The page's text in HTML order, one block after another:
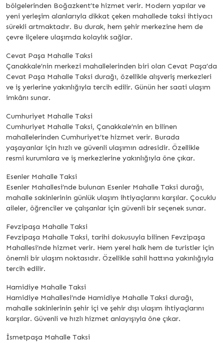
bölgelerinden Boğazkent’te hizmet verir. Modern yapılar ve
yeni yerleşim alanlarıyla dikkat çeken mahallede taksi ihtiyacı
sürekli artmaktadır. Bu durak, hem şehir merkezine hem de
çevre ilçelere ulaşımda kolaylık sağlar.
Cevat Paşa Mahalle Taksi
Çanakkale’nin merkezi mahallelerinden biri olan Cevat Paşa’da
Cevat Paşa Mahalle Taksi durağı, özellikle alışveriş merkezleri
ve iş yerlerine yakınlığıyla tercih edilir. Günün her saati ulaşım
imkânı sunar.
Cumhuriyet Mahalle Taksi
Cumhuriyet Mahalle Taksi, Çanakkale’nin en bilinen
mahallelerinden Cumhuriyet’te hizmet verir. Burada
yaşayanlar için hızlı ve güvenli ulaşımın adresidir. Özellikle
resmi kurumlara ve iş merkezlerine yakınlığıyla öne çıkar.
Esenler Mahalle Taksi
Esenler Mahallesi’nde bulunan Esenler Mahalle Taksi durağı,
mahalle sakinlerinin günlük ulaşım ihtiyaçlarını karşılar. Çocuklu
aileler, öğrenciler ve çalışanlar için güvenli bir seçenek sunar.
Fevzipaşa Mahalle Taksi
Fevzipaşa Mahalle Taksi, tarihi dokusuyla bilinen Fevzipaşa
Mahallesi’nde hizmet verir. Hem yerel halk hem de turistler için
önemli bir ulaşım noktasıdır. Özellikle sahil hattına yakınlığıyla
tercih edilir.
Hamidiye Mahalle Taksi
Hamidiye Mahallesi’nde Hamidiye Mahalle Taksi durağı,
mahalle sakinlerinin şehir içi ve şehir dışı ulaşım ihtiyaçlarını
karşılar. Güvenli ve hızlı hizmet anlayışıyla öne çıkar.
İsmetpaşa Mahalle Taksi